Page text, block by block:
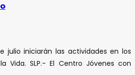
julio iniciarán las actividades en los
Vida. SLP.- El Centro Jóvenes con